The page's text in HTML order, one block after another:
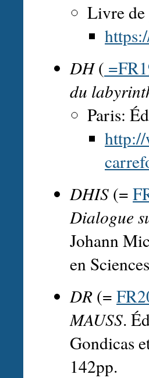
Livre de
DH(
du
Paris:
DHIS (=
Dialogue
Johann
en
DR (=
MAUSS.
Gondicas
142pp.